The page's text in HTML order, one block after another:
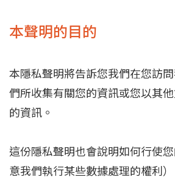
本聲明的目的
本隱私聲明將告訴您我們在您訪
們所收集有關您的資訊或您以其
的資訊。
這份隱私聲明也會說明如何行使
意我們執行某些數據處理的權利